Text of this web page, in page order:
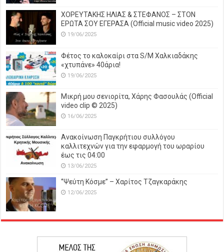
ΧΟΡΕΥΤΑΚΗΣ ΗΛΙΑΣ & ΣΤΕΦΑΝΟΣ – ΣΤΟΝ
ΕΡΩΤΑ ΣΟΥ ΕΓΕΡΑΣΑ (Official music video 2025)
19/06/2025
Φέτος το καλοκαίρι στα S/M Χαλκιαδάκης
«χτυπάνε» 40άρια!
19/06/2025
Μικρή μου σενιορίτα, Χάρης Φασουλάς (Official
video clip © 2025)
16/06/2025
Ανακοίνωση Παγκρήτιου συλλόγου
καλλιτεχνών για την εφαρμογή του ωραρίου
έως τις 04:00
13/06/2025
‘’Ψεύτη Κόσμε’’ – Χαρίτος Τζαγκαράκης
12/06/2025